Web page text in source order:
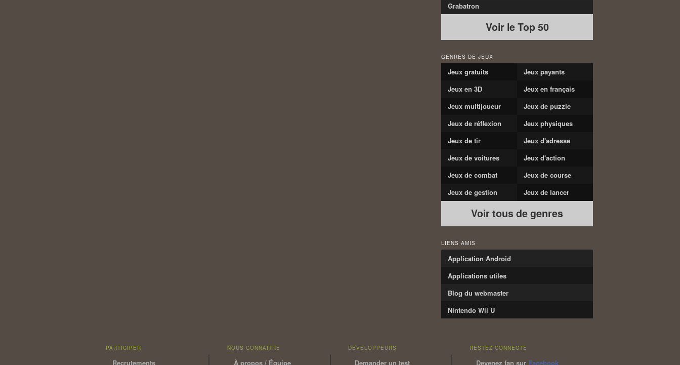
Grabatron
Voir le Top 50
GENRES DE JEUX
Jeux gratuits
Jeux payants
Jeux en 3D
Jeux en français
Jeux multijoueur
Jeux de puzzle
Jeux de réflexion
Jeux physiques
Jeux de tir
Jeux d'adresse
Jeux de voitures
Jeux d'action
Jeux de combat
Jeux de course
Jeux de gestion
Jeux de lancer
Voir tous de genres
LIENS AMIS
Application Android
Applications utiles
Blog du webmaster
Nintendo Wii U
PARTICIPER
Recrutements
NOUS CONNAÎTRE
À propos / Équipe
DÉVELOPPEURS
Demander un test
RESTEZ CONNECTÉ
Devenez fan sur Facebook